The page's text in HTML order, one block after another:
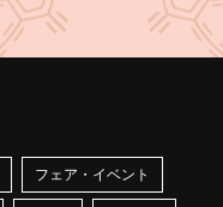
フェア・イベント